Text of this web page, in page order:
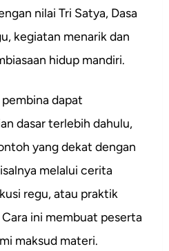
nilai Tri Satya, Dasa
kegiatan menarik dan
hidup mandiri.
dapat
dasar terlebih dahulu,
yang dekat dengan
melalui cerita
regu, atau praktik
ini membuat peserta
maksud materi.